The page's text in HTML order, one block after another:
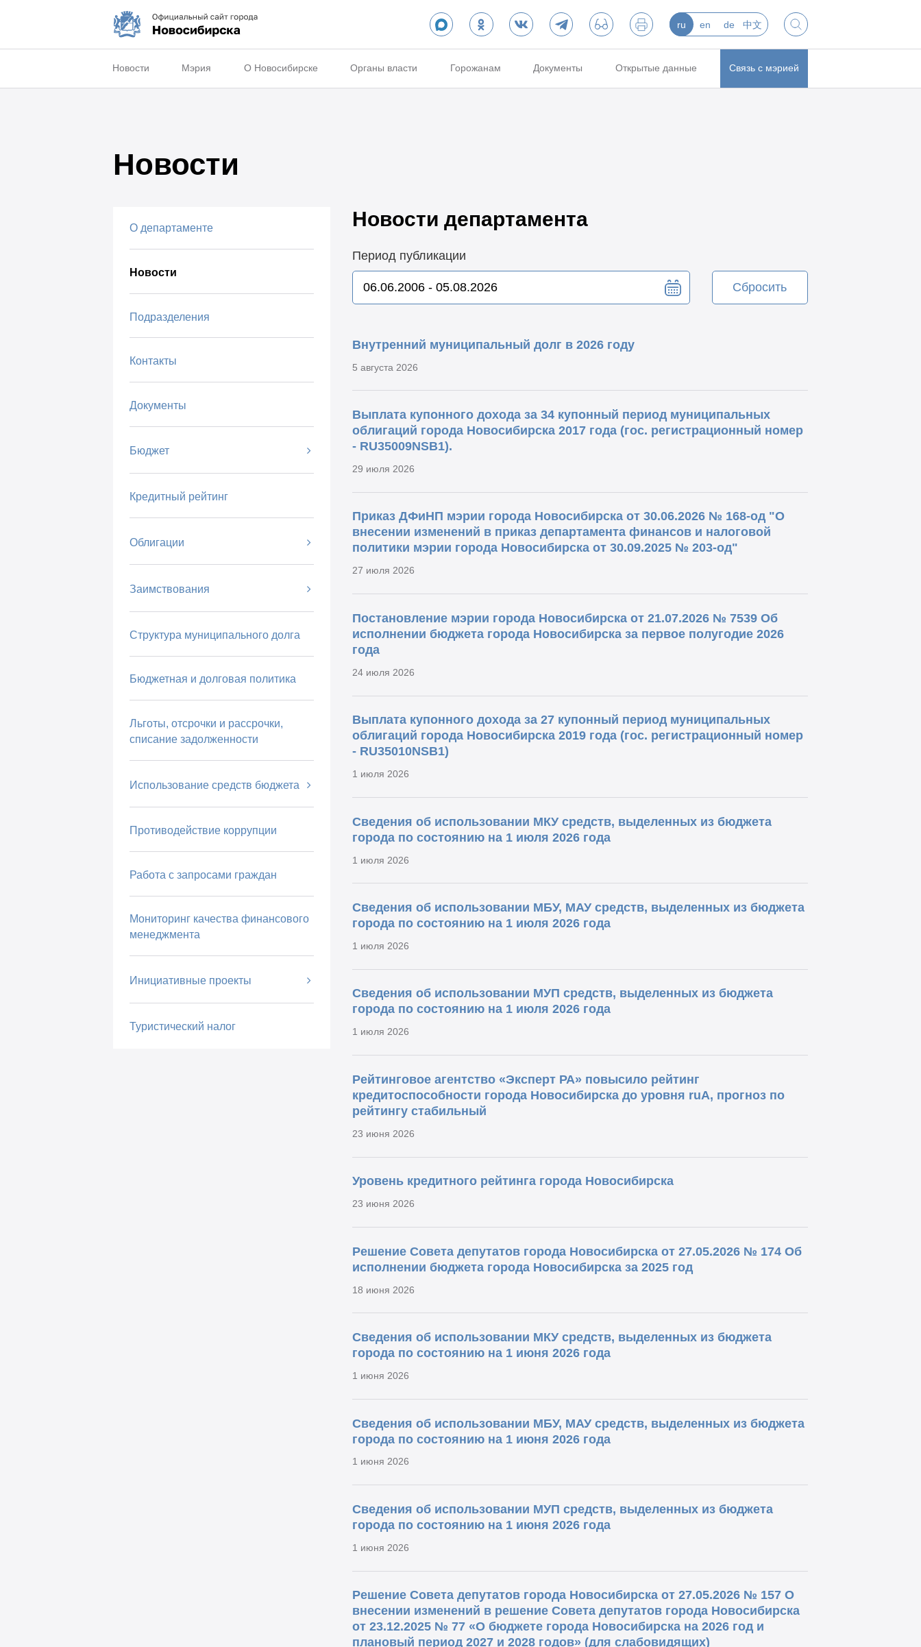
ru en de 中文
Новости Мэрия О Новосибирске Органы власти Горожанам Документы Открытые данные Связь с мэрией
Новости
О департаменте
Новости
Подразделения
Контакты
Документы
Бюджет
Кредитный рейтинг
Облигации
Заимствования
Структура муниципального долга
Бюджетная и долговая политика
Льготы, отсрочки и рассрочки,
списание задолженности
Использование средств бюджета
Противодействие коррупции
Работа с запросами граждан
Мониторинг качества финансового
менеджмента
Инициативные проекты
Туристический налог
Новости департамента
Период публикации
Сбросить
Внутренний муниципальный долг в 2026 году
5 августа 2026
Выплата купонного дохода за 34 купонный период муниципальных
облигаций города Новосибирска 2017 года (гос. регистрационный номер
- RU35009NSB1).
29 июля 2026
Приказ ДФиНП мэрии города Новосибирска от 30.06.2026 № 168-од "О
внесении изменений в приказ департамента финансов и налоговой
политики мэрии города Новосибирска от 30.09.2025 № 203-од"
27 июля 2026
Постановление мэрии города Новосибирска от 21.07.2026 № 7539 Об
исполнении бюджета города Новосибирска за первое полугодие 2026
года
24 июля 2026
Выплата купонного дохода за 27 купонный период муниципальных
облигаций города Новосибирска 2019 года (гос. регистрационный номер
- RU35010NSB1)
1 июля 2026
Сведения об использовании МКУ средств, выделенных из бюджета
города по состоянию на 1 июля 2026 года
1 июля 2026
Сведения об использовании МБУ, МАУ средств, выделенных из бюджета
города по состоянию на 1 июля 2026 года
1 июля 2026
Сведения об использовании МУП средств, выделенных из бюджета
города по состоянию на 1 июля 2026 года
1 июля 2026
Рейтинговое агентство «Эксперт РА» повысило рейтинг
кредитоспособности города Новосибирска до уровня ruA, прогноз по
рейтингу стабильный
23 июня 2026
Уровень кредитного рейтинга города Новосибирска
23 июня 2026
Решение Совета депутатов города Новосибирска от 27.05.2026 № 174 Об
исполнении бюджета города Новосибирска за 2025 год
18 июня 2026
Сведения об использовании МКУ средств, выделенных из бюджета
города по состоянию на 1 июня 2026 года
1 июня 2026
Сведения об использовании МБУ, МАУ средств, выделенных из бюджета
города по состоянию на 1 июня 2026 года
1 июня 2026
Сведения об использовании МУП средств, выделенных из бюджета
города по состоянию на 1 июня 2026 года
1 июня 2026
Решение Совета депутатов города Новосибирска от 27.05.2026 № 157 О
внесении изменений в решение Совета депутатов города Новосибирска
от 23.12.2025 № 77 «О бюджете города Новосибирска на 2026 год и
плановый период 2027 и 2028 годов» (для слабовидящих)